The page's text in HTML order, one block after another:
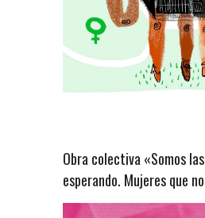
Obra colectiva «Somos
esperando. Mujeres que